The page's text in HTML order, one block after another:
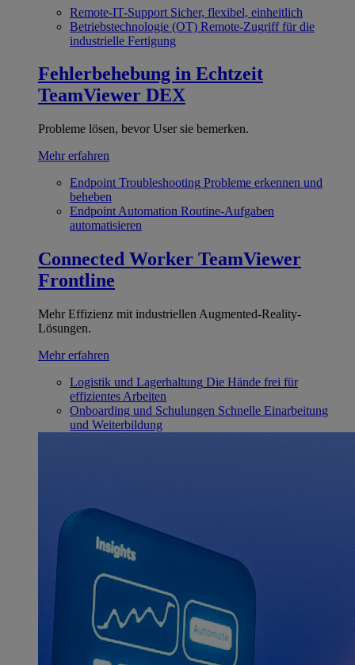
Remote-IT-Support Sicher, flexibel, einheitlich
Betriebstechnologie (OT) Remote-Zugriff für die
industrielle Fertigung
Fehlerbehebung in Echtzeit
TeamViewer DEX
Probleme lösen, bevor User sie bemerken.
Mehr erfahren
Endpoint Troubleshooting Probleme erkennen und
beheben
Endpoint Automation Routine-Aufgaben
automatisieren
Connected Worker TeamViewer
Frontline
Mehr Effizienz mit industriellen Augmented-Reality-
Lösungen.
Mehr erfahren
Logistik und Lagerhaltung Die Hände frei für
effizientes Arbeiten
Onboarding und Schulungen Schnelle Einarbeitung
und Weiterbildung